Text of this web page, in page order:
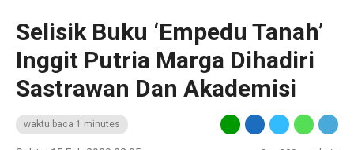
Selisik Buku ‘Empedu Tanah’
Inggit Putria Marga Dihadiri
Sastrawan Dan Akademisi
waktu baca 1 minutes